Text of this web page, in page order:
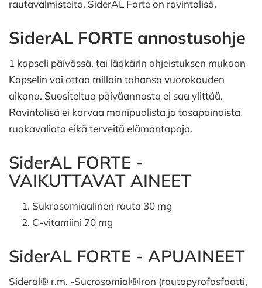
rautavalmisteita. SiderAL Forte on ravintolisä.
SiderAL FORTE annostusohje
1 kapseli päivässä, tai lääkärin ohjeistuksen mukaan
Kapselin voi ottaa milloin tahansa vuorokauden
aikana. Suositeltua päiväannosta ei saa ylittää.
Ravintolisä ei korvaa monipuolista ja tasapainoista
ruokavaliota eikä terveitä elämäntapoja.
SiderAL FORTE -
VAIKUTTAVAT AINEET
Sukrosomiaalinen rauta 30 mg
C-vitamiini 70 mg
SiderAL FORTE - APUAINEET
Sideral® r.m. -Sucrosomial®Iron (rautapyrofosfaatti,